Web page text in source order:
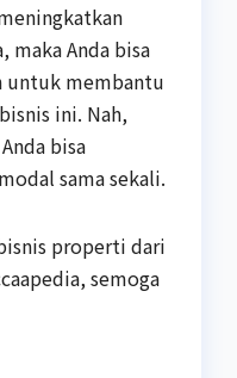
maka Anda bisa
untuk membantu
ini. Nah,
bisa
sama sekali.
properti dari
semoga